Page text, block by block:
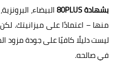
بشهادة 80PLUS
البيضاء،
منها – اعتمادًا على ميزانيتك.
ليست دليلًا كافيًا على جودة مزود
في صالحه.